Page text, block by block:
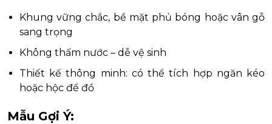
Khung vững chắc, bề mặt phủ bóng hoặc vân gỗ
sang trọng
Không thấm nước – dễ vệ sinh
Thiết kế thông minh: có thể tích hợp ngăn kéo
hoặc hộc để đồ
Mẫu Gợi Ý: